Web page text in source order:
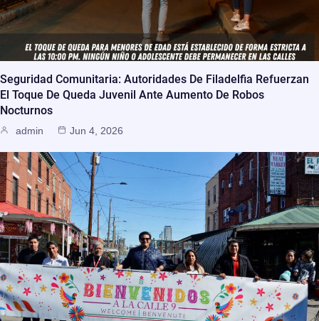
Seguridad Comunitaria: Autoridades De Filadelfia Refuerzan
El Toque De Queda Juvenil Ante Aumento De Robos
Nocturnos
admin Jun 4, 2026